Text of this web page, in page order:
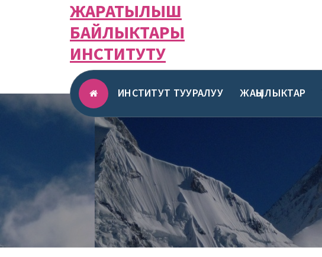
ЖАРАТЫЛЫШ
БАЙЛЫКТАРЫ
ИНСТИТУТУ
ИНСТИТУТ ТУУРАЛУУ ЖАҢЫЛЫКТАР